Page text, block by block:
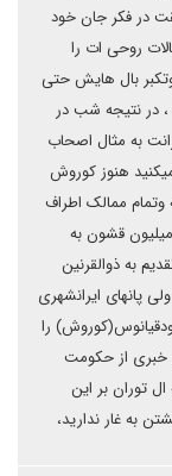
در فکر جان خود
روحی ات را
وتکبر بال هایش حتی
، در نتیجه شب در
به مثال اصحاب
میکنید هنوز کوروش
ممالک اطراف
جزو مستملکات وساتراپهایش میباشد، وشما هم با ۵ میلیون قشون به
به ذوالقرنین
خواب بودند ولی پانهای ایرانشهری
را
خبری از حکومت
ساله ال هاشم و ۱۶۰۰ ساله ال توران بر این
به غار ندارید،